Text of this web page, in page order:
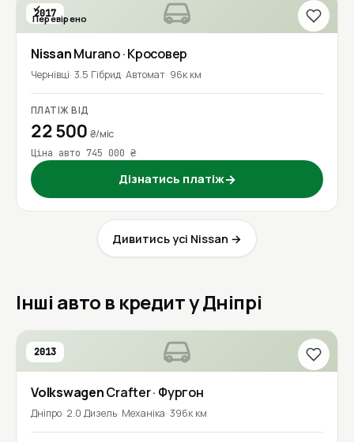
2017
Перевірено
NissanMurano· Кросовер
Чернівці 3.5 Гібрид Автомат 96к км
ПЛАТІЖ ВІД
22 500 ₴/міс
Ціна авто 745 000 ₴
Дізнатись платіж→
Дивитись усі Nissan →
Інші авто в кредит у Дніпрі
2013
VolkswagenCrafter· Фургон
Дніпро 2.0 Дизель Механіка 396к км